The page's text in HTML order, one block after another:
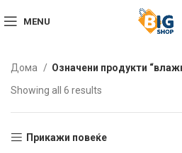
MENU
Дома
Означени продукти
Showing all 6 results
Прикажи повеќе